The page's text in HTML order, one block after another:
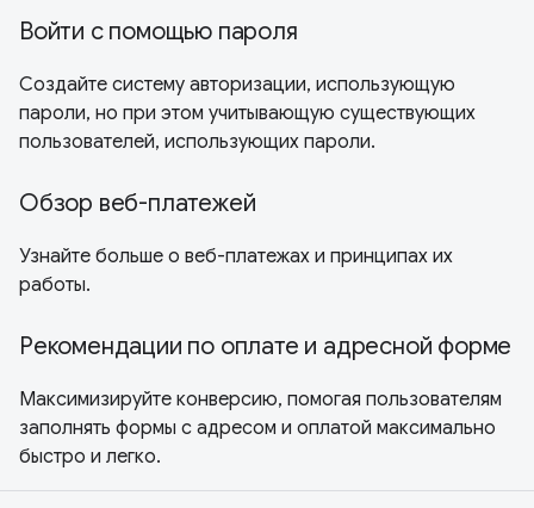
Войти с помощью пароля
Создайте систему авторизации, использующую
пароли, но при этом учитывающую существующих
пользователей, использующих пароли.
Обзор веб-платежей
Узнайте больше о веб-платежах и принципах их
работы.
Рекомендации по оплате и адресной форме
Максимизируйте конверсию, помогая пользователям
заполнять формы с адресом и оплатой максимально
быстро и легко.